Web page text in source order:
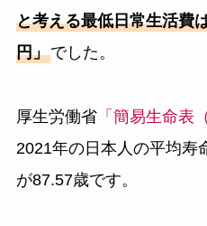
と考える最低日常生活費
円」でした。
厚生労働省「簡易生命表
2021年の日本人の平均寿
が87.57歳です。